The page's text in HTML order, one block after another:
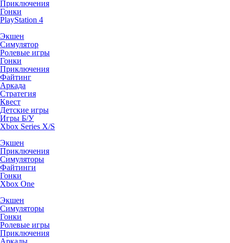
Приключения
Гонки
PlayStation 4
Экшен
Симулятор
Ролевые игры
Гонки
Приключения
Файтинг
Аркада
Стратегия
Квест
Детские игры
Игры Б/У
Xbox Series X/S
Экшен
Приключения
Симуляторы
Файтинги
Гонки
Xbox One
Экшен
Симуляторы
Гонки
Ролевые игры
Приключения
Аркады